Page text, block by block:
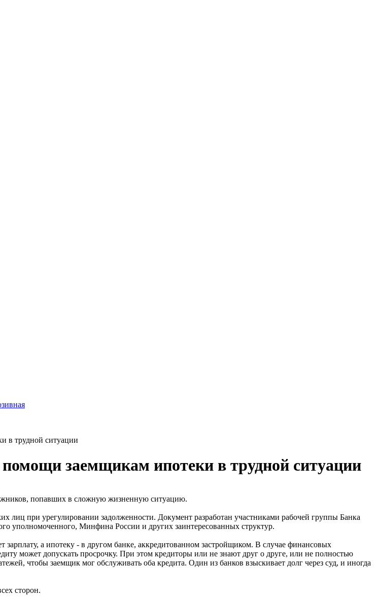
в трудной ситуации
заемщикам ипотеки в трудной ситуации
попавших в сложную жизненную ситуацию.
лиц при урегулировании задолженности. Документ разработан участниками рабочей группы Банка
уполномоченного, Минфина России и других заинтересованных структур.
зарплату, а ипотеку - в другом банке, аккредитованном застройщиком. В случае финансовых
может допускать просрочку. При этом кредиторы или не знают друг о друге, или не полностью
чтобы заемщик мог обслуживать оба кредита. Один из банков взыскивает долг через суд, и иногда
сторон.